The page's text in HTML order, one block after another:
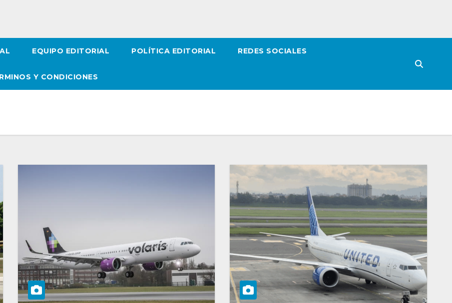
EQUIPO EDITORIAL POLÍTICA EDITORIAL REDES SOCIALES
Y CONDICIONES